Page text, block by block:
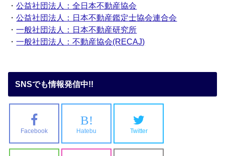
・公益社団法人：全日本不動産協会
・公益社団法人：日本不動産鑑定士協会連合会
・一般社団法人：日本不動産研究所
・一般社団法人：不動産協会(RECAJ)
SNSでも情報発信中!!
Facebook
B!
Hatebu Twitter